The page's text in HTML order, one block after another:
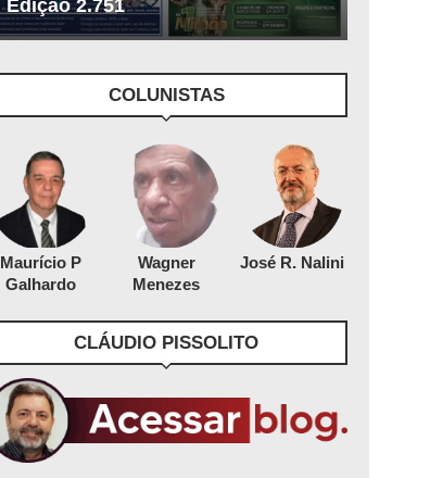
Edição 2.751
COLUNISTAS
Maurício P
Galhardo
Wagner
Menezes
José R. Nalini
CLÁUDIO PISSOLITO